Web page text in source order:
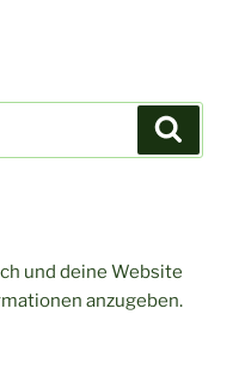
und deine Website
anzugeben.